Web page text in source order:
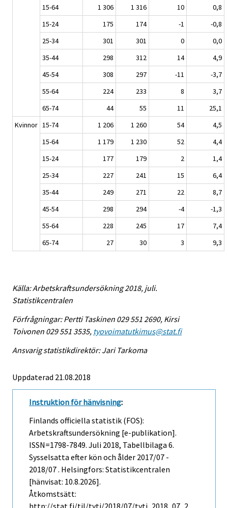
15-64
1 306 1 316 10
0,8
15-24
175 174 -1
-0,8
25-34
301 301 0
0,0
35-44
298 312 14
4,9
45-54
308 297 -11
-3,7
55-64
224 233 8
3,7
65-74
44 55 11
25,1
Kvinnor 15-74 1 206 1 260 54
4,5
15-64
1 179 1 230 52
4,4
15-24
177 179 2
1,4
25-34
227 241 15
6,4
35-44
249 271 22
8,7
45-54
298 294 -4
-1,3
55-64
228 245 17
7,4
65-74
27 30 3 9,3
Källa: Arbetskraftsundersökning 2018, juli.
Statistikcentralen
Förfrågningar: Pertti Taskinen 029 551 2690, Kirsi
Toivonen 029 551 3535, tyovoimatutkimus@stat.fi
Ansvarig statistikdirektör: Jari Tarkoma
Uppdaterad 21.08.2018
Instruktion för hänvisning:
Finlands officiella statistik (FOS):
Arbetskraftsundersökning [e-publikation].
ISSN=1798-7849. Juli 2018, Tabellbilaga 6.
Sysselsatta efter kön och ålder 2017/07 -
2018/07 . Helsingfors: Statistikcentralen
[hänvisat: 10.8.2026].
Åtkomstsätt: